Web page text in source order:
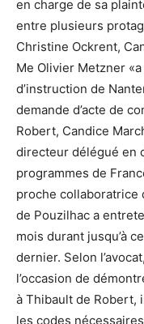
en charge de sa
entre plusieurs
Christine Ockrent,
Me Olivier Metzner
d’instruction de
demande d’acte de
Robert, Candice
directeur délégué en
programmes de
proche collaboratrice
de Pouzilhac a
mois durant jusqu’à
dernier. Selon
l’occasion de
à Thibault de Robert,
les codes